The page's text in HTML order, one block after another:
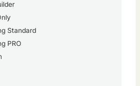
Standard
PRO